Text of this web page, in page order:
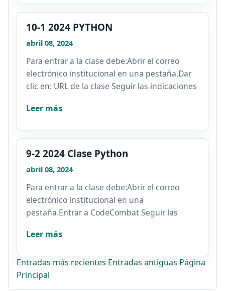
10-1 2024 PYTHON
abril 08, 2024
Para entrar a la clase debe:Abrir el correo
electrónico institucional en una pestaña.Dar
clic en: URL de la clase Seguir las indicaciones
Leer más
9-2 2024 Clase Python
abril 08, 2024
Para entrar a la clase debe:Abrir el correo
electrónico institucional en una
pestaña.Entrar a CodeCombat Seguir las
Leer más
Entradas más recientes Entradas antiguas Página
Principal